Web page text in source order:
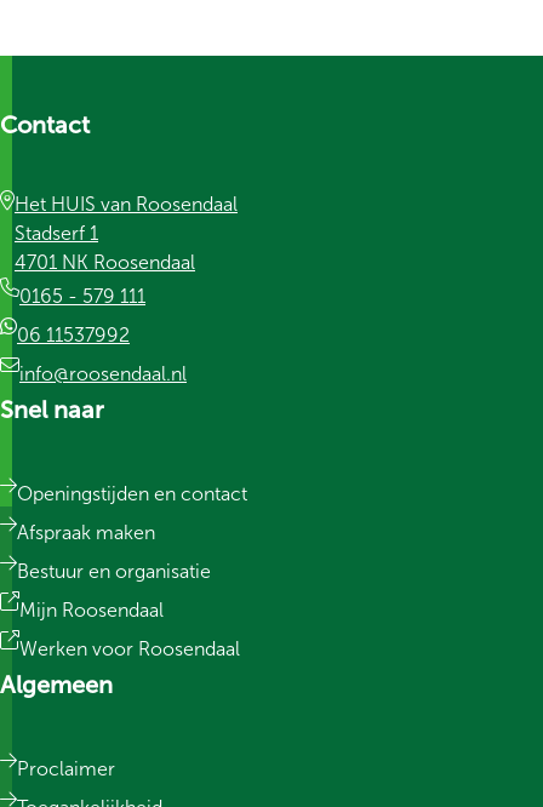
Contact
Het HUIS van Roosendaal
Stadserf 1
4701 NK Roosendaal
0165 - 579 111
06 11537992
info@roosendaal.nl
Snel naar
Openingstijden en contact
Afspraak maken
Bestuur en organisatie
Mijn Roosendaal
Werken voor Roosendaal
Algemeen
Proclaimer